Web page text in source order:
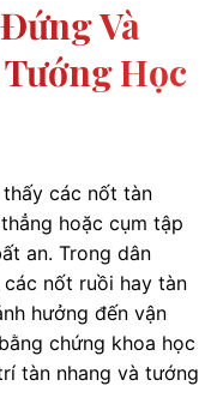
Và
Học
thấy các nốt tàn
hoặc cụm tập
an. Trong dân
nốt ruồi hay tàn
hưởng đến vận
chứng khoa học
tàn nhang và tướng